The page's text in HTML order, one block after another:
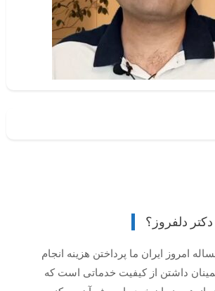
دلفروز؟
امروز ایران ما پرداختن هزینه انجام
داشتن از کیفیت خدماتی است که